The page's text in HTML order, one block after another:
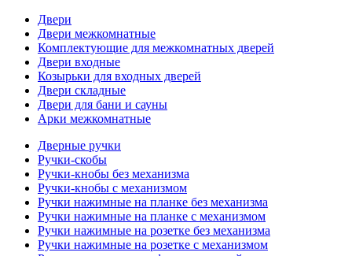
Двери
Двери межкомнатные
Комплектующие для межкомнатных дверей
Двери входные
Козырьки для входных дверей
Двери складные
Двери для бани и сауны
Арки межкомнатные
Дверные ручки
Ручки-скобы
Ручки-кнобы без механизма
Ручки-кнобы с механизмом
Ручки нажимные на планке без механизма
Ручки нажимные на планке с механизмом
Ручки нажимные на розетке без механизма
Ручки нажимные на розетке с механизмом